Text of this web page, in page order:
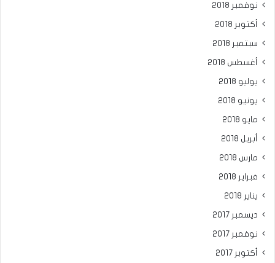
نوفمبر 2018
أكتوبر 2018
سبتمبر 2018
أغسطس 2018
يوليو 2018
يونيو 2018
مايو 2018
أبريل 2018
مارس 2018
فبراير 2018
يناير 2018
ديسمبر 2017
نوفمبر 2017
أكتوبر 2017